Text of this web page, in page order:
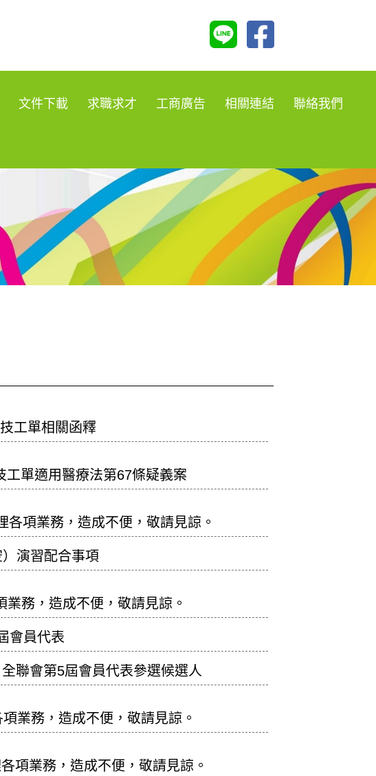
文件下載 求職求才 工商廣告 相關連結 聯絡我們
工單相關函釋
工單適用醫療法第67條疑義案
項業務，造成不便，敬請見諒。
）演習配合事項
務，造成不便，敬請見諒。
會員代表
聯會第5屆會員代表參選候選人
業務，造成不便，敬請見諒。
項業務，造成不便，敬請見諒。